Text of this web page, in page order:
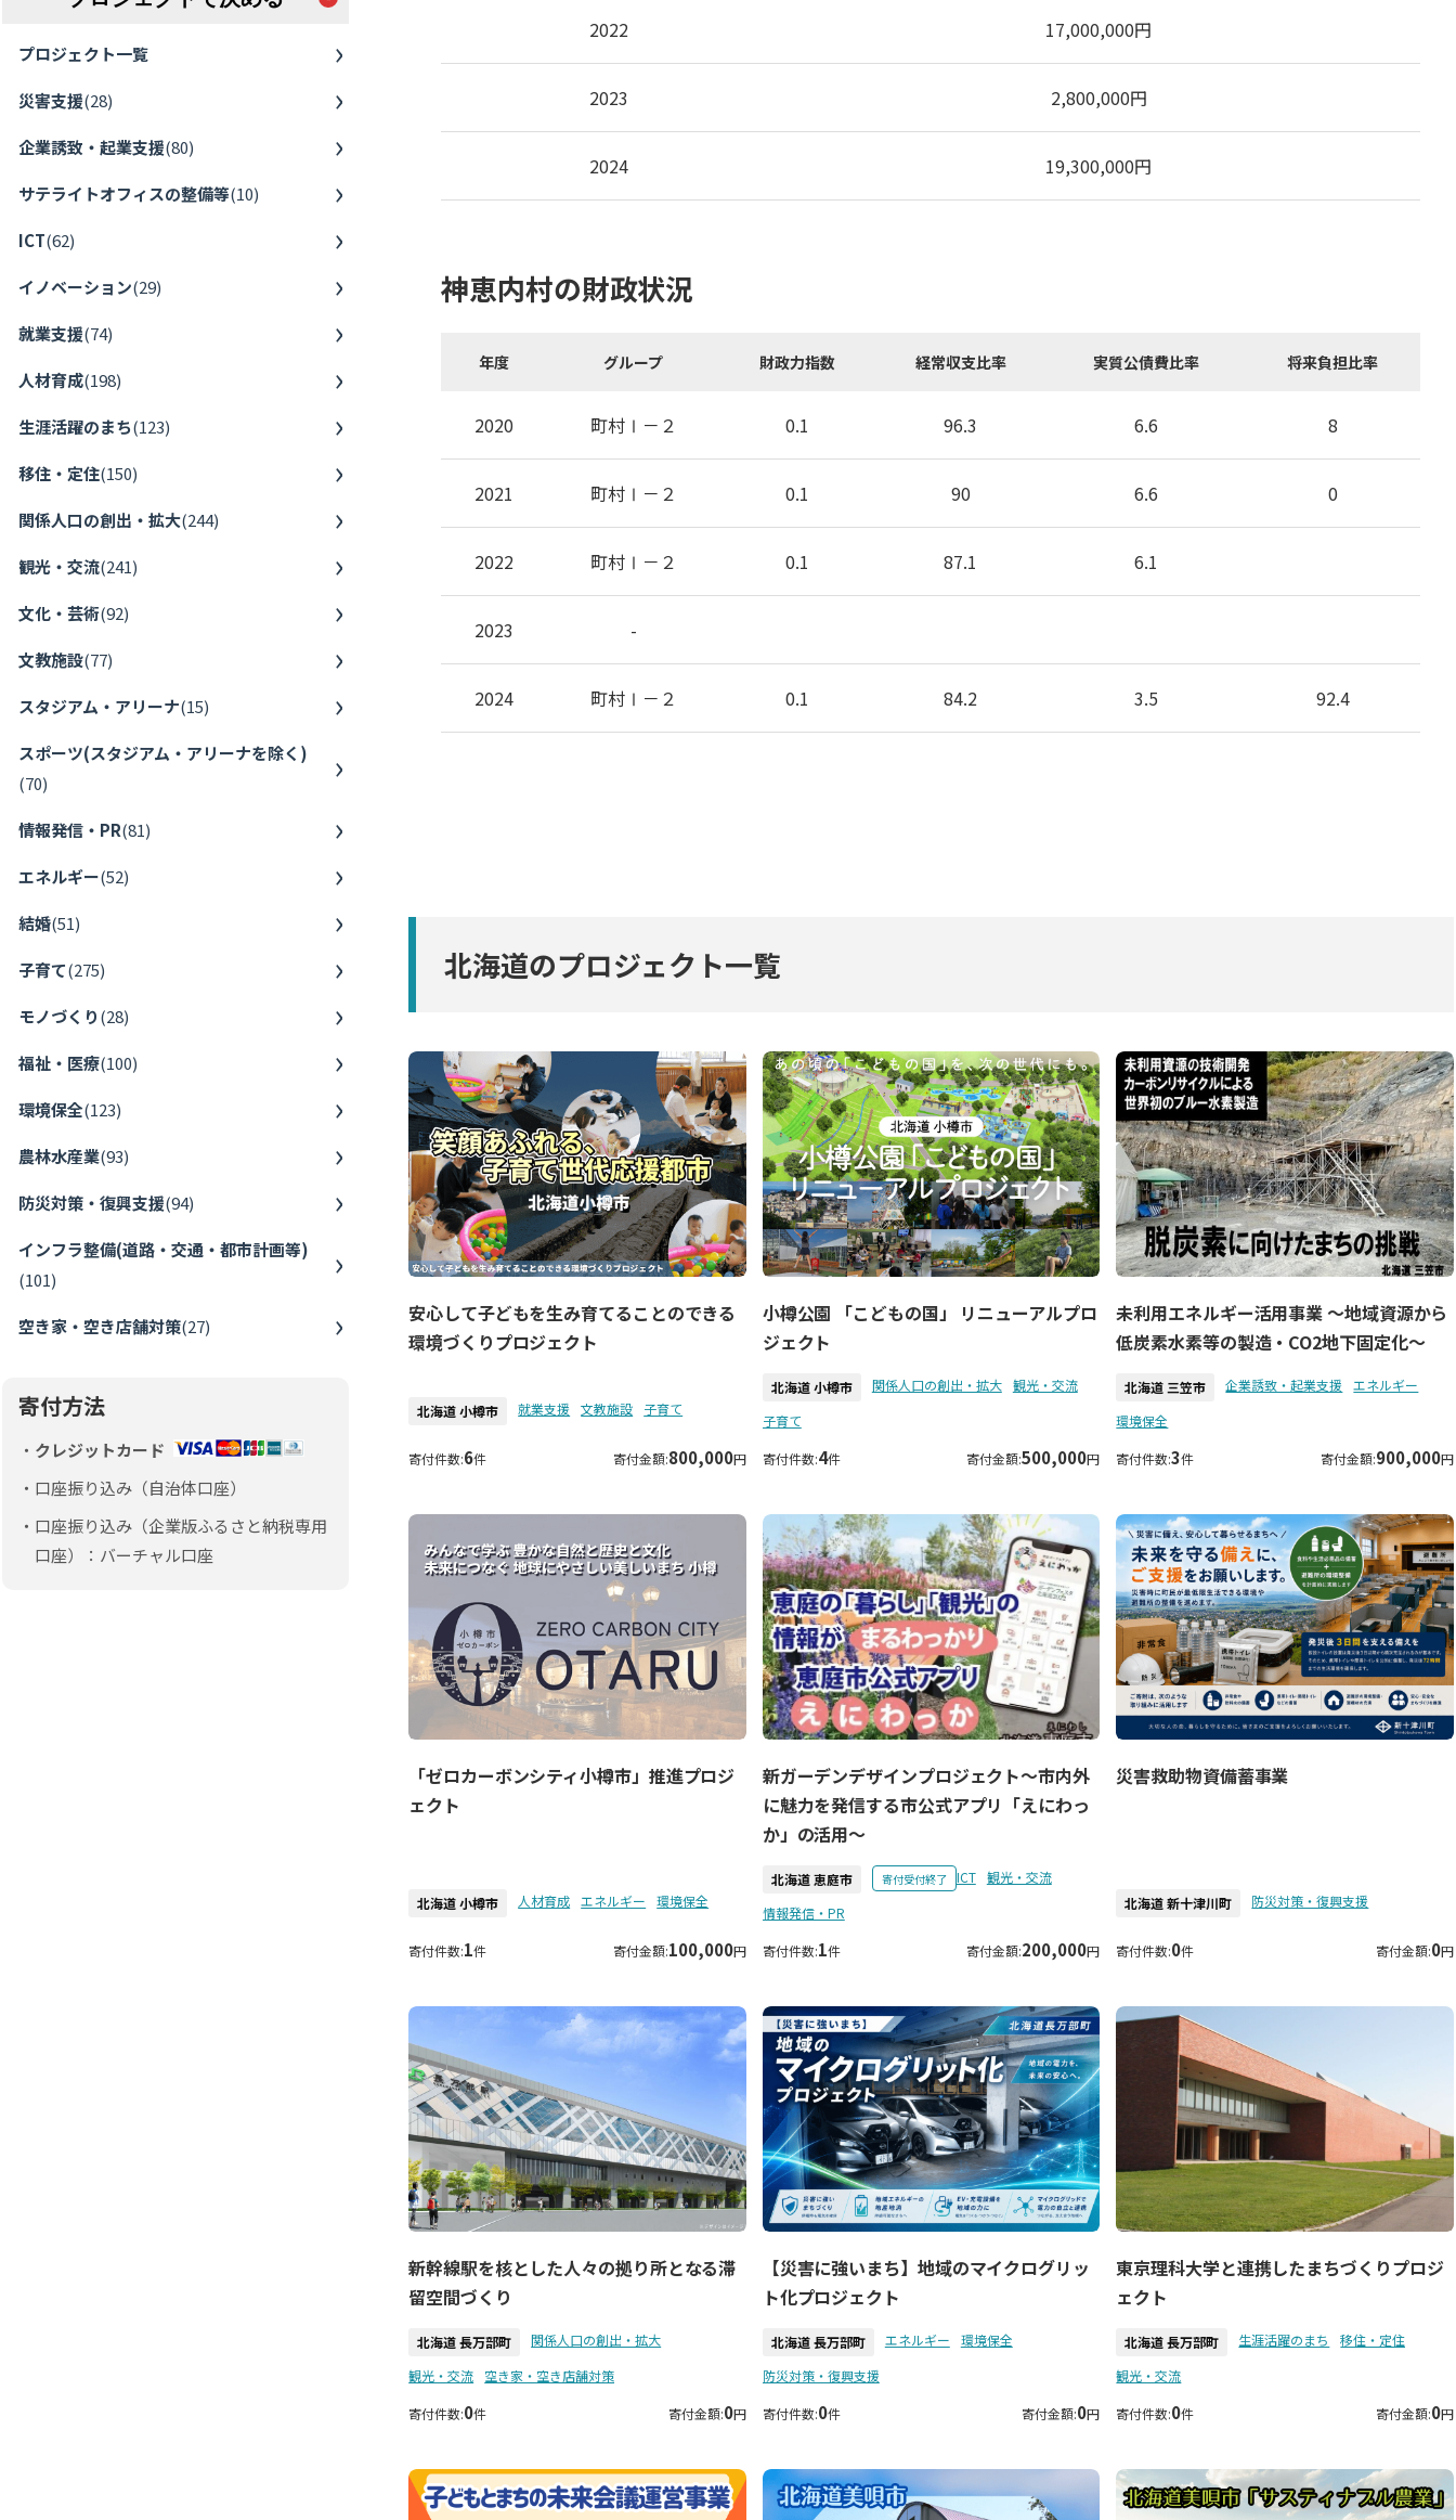
プロジェクト一覧
災害支援(28)
企業誘致・起業支援(80)
サテライトオフィスの整備等(10)
ICT(62)
イノベーション(29)
就業支援(74)
人材育成(198)
生涯活躍のまち(123)
移住・定住(150)
関係人口の創出・拡大(244)
観光・交流(241)
文化・芸術(92)
文教施設(77)
スタジアム・アリーナ(15)
スポーツ(スタジアム・アリーナを除く)
(70)
情報発信・PR(81)
エネルギー(52)
結婚(51)
子育て(275)
モノづくり(28)
福祉・医療(100)
環境保全(123)
農林水産業(93)
防災対策・復興支援(94)
インフラ整備(道路・交通・都市計画等)
(101)
空き家・空き店舗対策(27)
寄付方法
クレジットカード
口座振り込み（自治体口座）
口座振り込み（企業版ふるさと納税専用
口座）：バーチャル口座
2022 17,000,000円
2023 2,800,000円
2024 19,300,000円
神恵内村の財政状況
年度 グループ 財政力指数 経常収支比率 実質公債費比率 将来負担比率
2020 町村Ⅰ－２ 0.1 96.3 6.6 8
2021 町村Ⅰ－２ 0.1 90 6.6 0
2022 町村Ⅰ－２ 0.1 87.1 6.1
2023 -
2024 町村Ⅰ－２ 0.1 84.2 3.5 92.4
北海道のプロジェクト一覧
安心して子どもを生み育てることのできる
環境づくりプロジェクト
北海道 小樽市 就業支援 文教施設 子育て
寄付件数:6件 寄付金額:800,000円
小樽公園 「こどもの国」 リニューアルプロ
ジェクト
北海道 小樽市 関係人口の創出・拡大
観光・交流
子育て
寄付件数:4件 寄付金額:500,000円
未利用エネルギー活用事業 ～地域資源から
低炭素水素等の製造・CO2地下固定化～
北海道 三笠市 企業誘致・起業支援
エネルギー
環境保全
寄付件数:3件 寄付金額:900,000円
「ゼロカーボンシティ小樽市」推進プロジ
ェクト
北海道 小樽市 人材育成 エネルギー 環境保全
寄付件数:1件 寄付金額:100,000円
新ガーデンデザインプロジェクト～市内外
に魅力を発信する市公式アプリ「えにわっ
か」の活用～
北海道 恵庭市 寄付受付終了 ICT
観光・交流
情報発信・PR
寄付件数:1件 寄付金額:200,000円
災害救助物資備蓄事業
北海道 新十津川町 防災対策・復興支援
寄付件数:0件 寄付金額:0円
新幹線駅を核とした人々の拠り所となる滞
留空間づくり
北海道 長万部町
関係人口の創出・拡大
観光・交流
空き家・空き店舗対策
寄付件数:0件 寄付金額:0円
【災害に強いまち】地域のマイクログリッ
ト化プロジェクト
北海道 長万部町 エネルギー
環境保全
防災対策・復興支援
寄付件数:0件 寄付金額:0円
東京理科大学と連携したまちづくりプロジ
ェクト
北海道 長万部町 生涯活躍のまち
移住・定住
観光・交流
寄付件数:0件 寄付金額:0円